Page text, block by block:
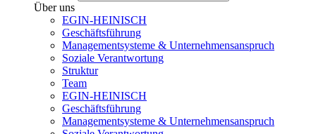
Über uns
EGIN-HEINISCH
Geschäftsführung
Managementsysteme & Unternehmensanspruch
Soziale Verantwortung
Struktur
Team
EGIN-HEINISCH
Geschäftsführung
Managementsysteme & Unternehmensanspruch